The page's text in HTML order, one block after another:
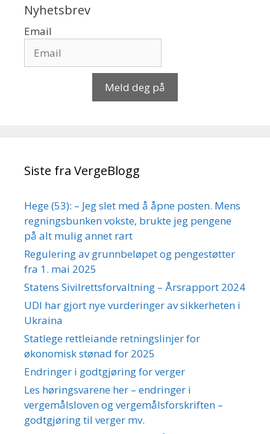
Nyhetsbrev
Email
Meld deg på
Siste fra VergeBlogg
Hege (53): – Jeg slet med å åpne posten. Mens
regningsbunken vokste, brukte jeg pengene
på alt mulig annet rart
Regulering av grunnbeløpet og pengestøtter
fra 1. mai 2025
Statens Sivilrettsforvaltning – Årsrapport 2024
UDI har gjort nye vurderinger av sikkerheten i
Ukraina
Statlege rettleiande retningslinjer for
økonomisk stønad for 2025
Endringer i godtgjøring for verger
Les høringsvarene her – endringer i
vergemålsloven og vergemålsforskriften –
godtgjøring til verger mv.